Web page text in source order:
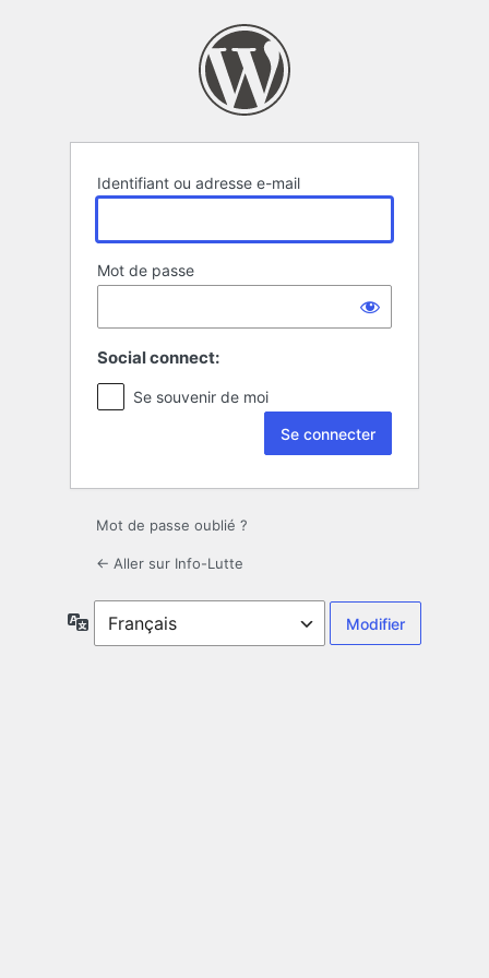
Identifiant ou adresse e-mail
Mot de passe
Social connect:
Se souvenir de moi
Mot de passe oublié ?
← Aller sur Info-Lutte
Langue